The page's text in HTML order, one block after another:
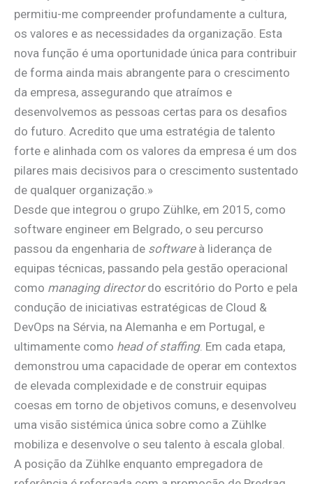
permitiu-me compreender profundamente a cultura,
os valores e as necessidades da organização. Esta
nova função é uma oportunidade única para contribuir
de forma ainda mais abrangente para o crescimento
da empresa, assegurando que atraímos e
desenvolvemos as pessoas certas para os desafios
do futuro. Acredito que uma estratégia de talento
forte e alinhada com os valores da empresa é um dos
pilares mais decisivos para o crescimento sustentado
de qualquer organização.»
Desde que integrou o grupo Zühlke, em 2015, como
software engineer em Belgrado, o seu percurso
passou da engenharia de softwareà liderança de
equipas técnicas, passando pela gestão operacional
como managing directordo escritório do Porto e pela
condução de iniciativas estratégicas de Cloud &
DevOps na Sérvia, na Alemanha e em Portugal, e
ultimamente como head of staffing. Em cada etapa,
demonstrou uma capacidade de operar em contextos
de elevada complexidade e de construir equipas
coesas em torno de objetivos comuns, e desenvolveu
uma visão sistémica única sobre como a Zühlke
mobiliza e desenvolve o seu talento à escala global.
A posição da Zühlke enquanto empregadora de